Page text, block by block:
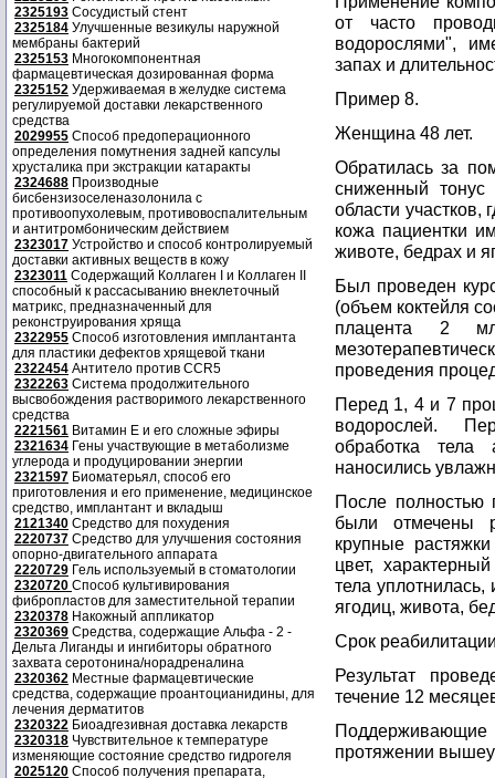
2325193 Сосудистый стент
2325184 Улучшенные везикулы наружной
мембраны бактерий
2325153 Многокомпонентная
фармацевтическая дозированная форма
2325152 Удерживаемая в желудке система
регулируемой доставки лекарственного
средства
2029955 Способ предоперационного
определения помутнения задней капсулы
хрусталика при экстракции катаракты
2324688 Производные
бисбензизоселеназолонила с
противоопухолевым, противовоспалительным
и антитромбоническим действием
2323017 Устройство и способ контролируемый
доставки активных веществ в кожу
2323011 Содержащий Коллаген I и Коллаген II
способный к рассасыванию внеклеточный
матрикс, предназначенный для
реконструирования хряща
2322955 Способ изготовления имплантанта
для пластики дефектов хрящевой ткани
2322454 Антитело против CCR5
2322263 Система продолжительного
высвобождения растворимого лекарственного
средства
2221561 Витамин Е и его сложные эфиры
2321634 Гены участвующие в метаболизме
углерода и продуцировании энергии
2321597 Биоматерьял, способ его
приготовления и его применение, медицинское
средство, имплантант и вкладыш
2121340 Средство для похудения
2220737 Средство для улучшения состояния
опорно-двигательного аппарата
2220729 Гель используемый в стоматологии
2320720 Способ культивирования
фибропластов для заместительной терапии
2320378 Накожный аппликатор
2320369 Средства, содержащие Альфа - 2 -
Дельта Лиганды и ингибиторы обратного
захвата серотонина/норадреналина
2320362 Местные фармацевтические
средства, содержащие проантоцианидины, для
лечения дерматитов
2320322 Биоадгезивная доставка лекарств
2320318 Чувствительное к температуре
изменяющие состояние средство гидрогеля
2025120 Способ получения препарата,
от часто
водорослями",
запах и
Пример 8.
Женщина 48 лет.
Обратилась за
сниженный
области участков,
кожа пациентки
животе, бедрах и
Был проведен
(объем коктейля
плацента 2
проведения
Перед 1, 4 и 7
водорослей.
обработка тела
наносились
После полностью
были отмечены
крупные
цвет,
тела
ягодиц, живота,
Срок
Результат
течение 12
Поддерживающие
протяжении